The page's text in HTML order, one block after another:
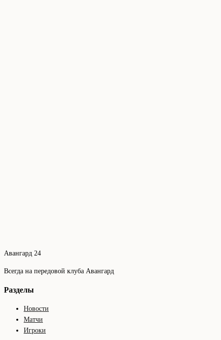
Авангард 24
Всегда на передовой клуба Авангард
Разделы
Новости
Матчи
Игроки